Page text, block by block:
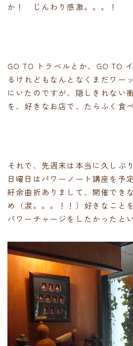
か！ じんわり感激。。。！
GO TO トラベルとか、GO TO
るけれどもなんとなくまだワー
にいたのですが、隠しきれない
を、好きなお店で、たらふく食べ
それで、先週末は本当に久しぶ
日曜日はパワーノート講座を予
紆余曲折ありまして、開催でき
め（涙。。。！！）好きなこと
パワーチャージをしたかったと